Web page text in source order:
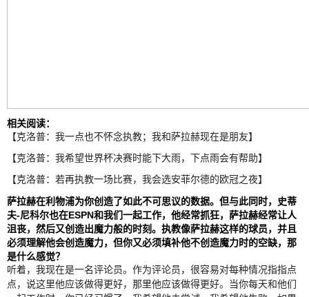
相关阅读：
【克洛普：我一点也不怀念执教；我和萨拉赫现在是朋友】
【克洛普：我希望世界杯决赛时能下大雨，下点雨会有帮助】
【克洛普：若再执教一场比赛，我会选安菲尔德的欧冠之夜】
萨拉赫在利物浦为你创造了如此不可思议的数据。但与此同时，史蒂
夫-尼科尔也在ESPN和我们一起工作，他经常抓狂，萨拉赫经常让人
沮丧，然后又创造出魔力般的时刻。执教像萨拉赫这样的球员，并且
必须理解他会创造魔力，但你又必须填补他不创造魔力时的空缺，那
是什么感觉？
听着，我现在是一名评论员。作为评论员，很容易对每种情况指指点
点，说这里他应该做得更好，那里他应该做得更好。当你每天和他们